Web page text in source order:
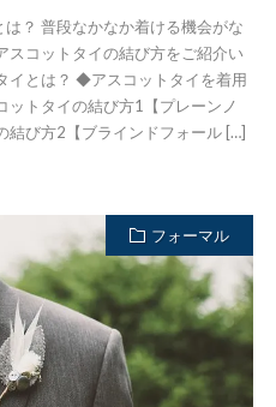
？ 普段なかなか着ける機会がな
スコットタイの結び方をご紹介い
イとは？ ◆アスコットタイを着用
トタイの結び方1【プレーンノ
結び方2【ブラインドフォール […]
フォーマル